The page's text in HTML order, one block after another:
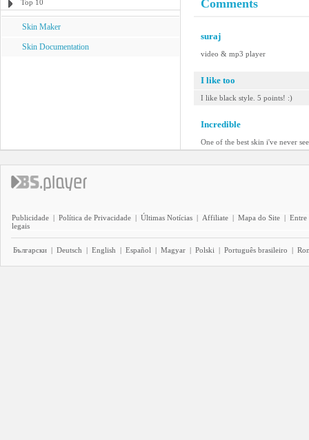
Top 10
Skin Maker
Skin Documentation
Comments
suraj
video & mp3 player
I like too
I like black style. 5 points! :)
Incredible
One of the best skin i've never
Publicidade | Política de Privacidade | Últimas Notícias | Affiliate | Mapa do Site | Entre
legais
Български | Deutsch | English | Español | Magyar | Polski | Português brasileiro |